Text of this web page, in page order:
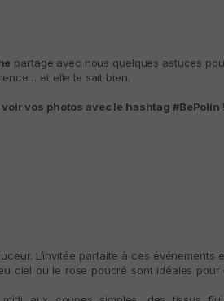
partage avec nous quelques astuces
et elle le sait bien.
vos photos avec le hashtag #BePolín !
L’invitée parfaite à ces événements
ciel ou le rose poudré sont idéales